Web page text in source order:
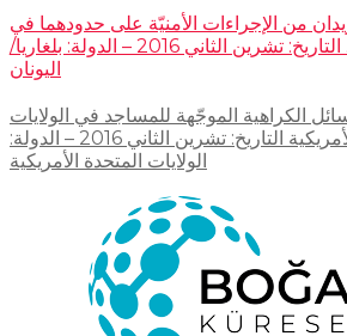
تزيدان من الإجراءات الأمنيّة على حدودهما في
مواجهة اللاجئين. التاريخ: تشرين الثاني 2016 – الدولة: بلغاريا/
اليونان
الكراهية الموجّهة للمساجد في الولايات
المتحدة الأمريكية التاريخ: تشرين الثاني 2016 – الدولة:
الولايات المتحدة الأمريكية